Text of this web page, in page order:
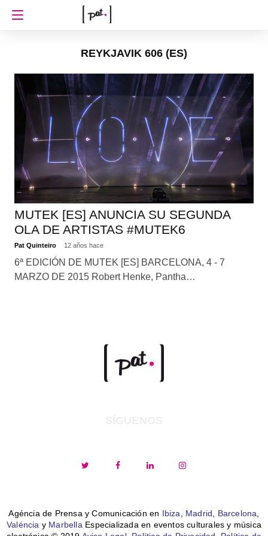
REYKJAVIK 606 (ES)
MUTEK [ES] ANUNCIA SU SEGUNDA
OLA DE ARTISTAS #MUTEK6
Pat Quinteiro 12 años hace
6ª EDICIÓN DE MUTEK [ES] BARCELONA, 4 - 7
MARZO DE 2015 Robert Henke, Pantha…
Agéncia de Prensa y Comunicación en Ibiza, Madrid, Barcelona,
Valéncia y MarbellaEspecializada en eventos culturales y música